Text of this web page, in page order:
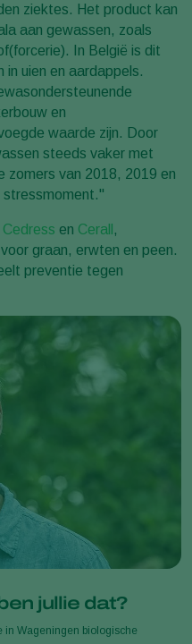
ziektes. Het product kan
aan gewassen, zoals
In België is dit
uien en aardappels.
en
waarde zijn. Door
steeds vaker met
zomers van 2018, 2019 en
stressmoment."
Cedress en Cerall ,
graan, erwten en peen.
preventie tegen
jullie dat?
in Wageningen biologische